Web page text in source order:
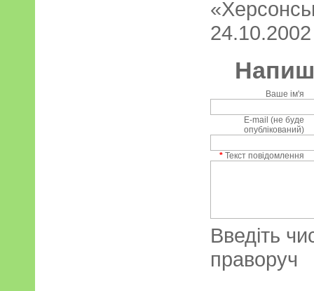
24.10.2002
Ваше ім'я
E-mail (не буде
опублікований)
* Текст повідомлення
Введіть
праворуч